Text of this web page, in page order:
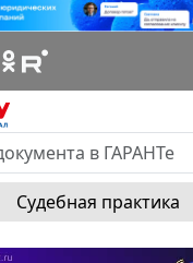
Судебная практика